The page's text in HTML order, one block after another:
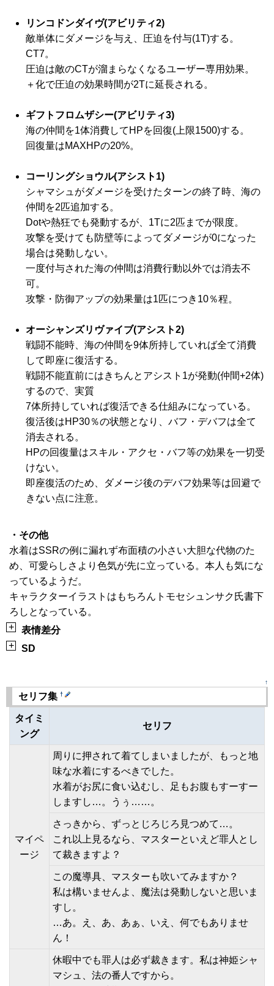
リンコドンダイヴ(アビリティ2)
敵単体にダメージを与え、圧迫を付与(1T)する。
CT7。
圧迫は敵のCTが溜まらなくなるユーザー専用効果。
＋化で圧迫の効果時間が2Tに延長される。
ギフトフロムザシー(アビリティ3)
海の仲間を1体消費してHPを回復(上限1500)する。
回復量はMAXHPの20%。
コーリングショウル(アシスト1)
シャマシュがダメージを受けたターンの終了時、海の
仲間を2匹追加する。
Dotや熱狂でも発動するが、1Tに2匹までが限度。
攻撃を受けても防壁等によってダメージが0になった
場合は発動しない。
一度付与された海の仲間は消費行動以外では消去不
可。
攻撃・防御アップの効果量は1匹につき10％程。
オーシャンズリヴァイブ(アシスト2)
戦闘不能時、海の仲間を9体所持していれば全て消費
して即座に復活する。
戦闘不能直前にはきちんとアシスト1が発動(仲間+2体)
するので、実質
7体所持していれば復活できる仕組みになっている。
復活後はHP30％の状態となり、バフ・デバフは全て
消去される。
HPの回復量はスキル・アクセ・バフ等の効果を一切受
けない。
即座復活のため、ダメージ後のデバフ効果等は回避で
きない点に注意。
・その他
水着はSSRの例に漏れず布面積の小さい大胆な代物のた
め、可愛らしさより色気が先に立っている。本人も気にな
っているようだ。
キャラクターイラストはもちろんトモセシュンサク氏書下
ろしとなっている。
+
表情差分
+
SD
↑
セリフ集 †
タイミ
ング
セリフ
マイペ
ージ
周りに押されて着てしまいましたが、もっと地
味な水着にするべきでした。
水着がお尻に食い込むし、足もお腹もすーすー
しますし…。うぅ……。
さっきから、ずっとじろじろ見つめて…。
これ以上見るなら、マスターといえど罪人とし
て裁きますよ？
この魔導具、マスターも吹いてみますか？
私は構いませんよ、魔法は発動しないと思いま
すし。
…あ。え、あ、あぁ、いえ、何でもありませ
ん！
休暇中でも罪人は必ず裁きます。私は神姫シャ
マシュ、法の番人ですから。